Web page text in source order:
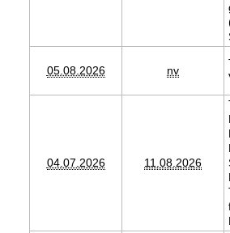
05.08.2026 nv
04.07.2026 11.08.2026